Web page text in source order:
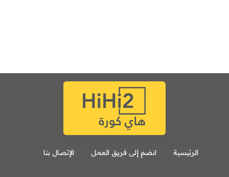
الرئيسية انضم إلى فريق العمل الإتصال بنا